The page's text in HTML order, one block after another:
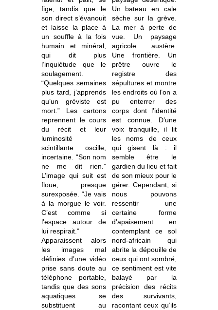
fige, tandis que le
son direct s’évanouit
et laisse la place à
un souffle à la fois
humain et minéral,
qui dit plus
l’inquiétude que le
soulagement.
“Quelques semaines
plus tard, j’apprends
qu’un gréviste est
mort.” Les cartons
reprennent le cours
du récit et leur
luminosité
scintillante oscille,
incertaine. “Son nom
ne me dit rien.”
L’image qui suit est
floue, presque
surexposée. “Je vais
à la morgue le voir.
C’est comme si
l’espace autour de
lui respirait.”
Apparaissent alors
les images mal
définies d’une vidéo
prise sans doute au
téléphone portable,
tandis que des sons
aquatiques se
substituent au
Un bateau en cale
sèche sur la grève.
La mer à perte de
vue. Un paysage
agricole austère.
Une frontière. Un
prêtre ouvre le
registre des
sépultures et montre
les endroits où l’on a
pu enterrer des
corps dont l’identité
est connue. D’une
voix tranquille, il lit
les noms de ceux
qui gisent là : il
semble être le
gardien du lieu et fait
de son mieux pour le
gérer. Cependant, si
nous pouvons
ressentir une
certaine forme
d’apaisement en
contemplant ce sol
nord-africain qui
abrite la dépouille de
ceux qui ont sombré,
ce sentiment est vite
balayé par la
précision des récits
des survivants,
racontant ceux qu’ils